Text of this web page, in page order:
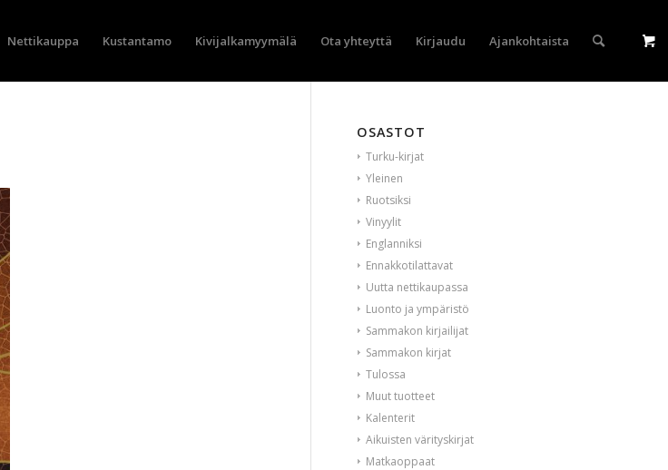
Nettikauppa Kustantamo Kivijalkamyymälä Ota yhteyttä Kirjaudu Ajankohtaista
OSASTOT
Turku-kirjat
Yleinen
Ruotsiksi
Vinyylit
Englanniksi
Ennakkotilattavat
Uutta nettikaupassa
Luonto ja ympäristö
Sammakon kirjailijat
Sammakon kirjat
Tulossa
Muut tuotteet
Kalenterit
Aikuisten värityskirjat
Matkaoppaat